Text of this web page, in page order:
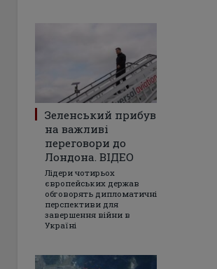
Зеленський прибув
на важливі
переговори до
Лондона. ВІДЕО
Лідери чотирьох
європейських держав
обговорять дипломатичні
перспективи для
завершення війни в
Україні